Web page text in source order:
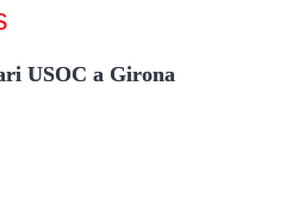
USOC a Girona